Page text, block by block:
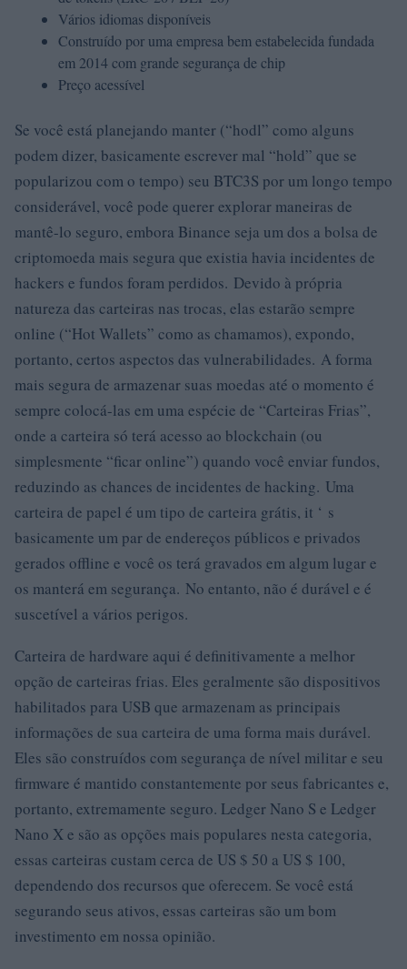
Vários idiomas disponíveis
Construído por uma empresa bem estabelecida fundada
em 2014 com grande segurança de chip
Preço acessível
Se você está planejando manter (“hodl” como alguns
podem dizer, basicamente escrever mal “hold” que se
popularizou com o tempo) seu BTC3S por um longo tempo
considerável, você pode querer explorar maneiras de
mantê-lo seguro, embora Binance seja um dos a bolsa de
criptomoeda mais segura que existia havia incidentes de
hackers e fundos foram perdidos. Devido à própria
natureza das carteiras nas trocas, elas estarão sempre
online (“Hot Wallets” como as chamamos), expondo,
portanto, certos aspectos das vulnerabilidades. A forma
mais segura de armazenar suas moedas até o momento é
sempre colocá-las em uma espécie de “Carteiras Frias”,
onde a carteira só terá acesso ao blockchain (ou
simplesmente “ficar online”) quando você enviar fundos,
reduzindo as chances de incidentes de hacking. Uma
carteira de papel é um tipo de carteira grátis, it ‘ s
basicamente um par de endereços públicos e privados
gerados offline e você os terá gravados em algum lugar e
os manterá em segurança. No entanto, não é durável e é
suscetível a vários perigos.
Carteira de hardware aqui é definitivamente a melhor
opção de carteiras frias. Eles geralmente são dispositivos
habilitados para USB que armazenam as principais
informações de sua carteira de uma forma mais durável.
Eles são construídos com segurança de nível militar e seu
firmware é mantido constantemente por seus fabricantes e,
portanto, extremamente seguro. Ledger Nano S e Ledger
Nano X e são as opções mais populares nesta categoria,
essas carteiras custam cerca de US $ 50 a US $ 100,
dependendo dos recursos que oferecem. Se você está
segurando seus ativos, essas carteiras são um bom
investimento em nossa opinião.